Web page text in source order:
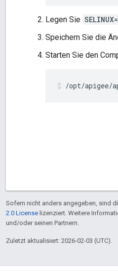
Legen Sie
Speichern Sie die
Starten Sie den
/opt/apigee/
Sofern nicht anders angegeben, sind
2.0 License lizenziert. Weitere
und/oder seinen Partnern.
Zuletzt aktualisiert: 2026-02-03 (UTC).